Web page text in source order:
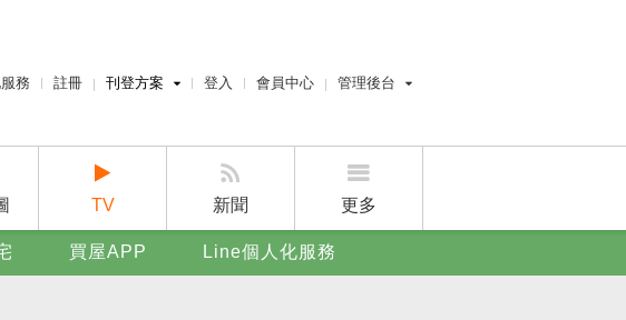
務 註冊 刊登方案
賣屋刊登
廣告刊登
登入 會員中心 管理後台
屋主管理後台
TV 新聞 更多
賣屋刊登
買屋APP Line個人化服務